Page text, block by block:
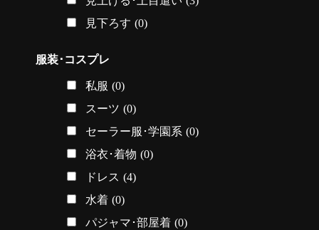
見下ろす (0)
服装･コスプレ
私服 (0)
スーツ (0)
セーラー服･学園系 (0)
浴衣･着物 (0)
ドレス (4)
水着 (0)
パジャマ･部屋着 (0)